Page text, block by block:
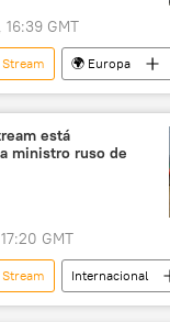
GMT
🌍 Europa
Rusia
Unión Europea (UE)
está
ministro ruso de
GMT
Internacional
Nóvak